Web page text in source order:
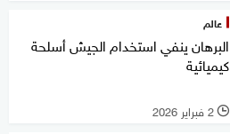
عالم
البرهان ينفي استخدام الجيش أسلحة
كيميائية
l 2 فبراير 2026